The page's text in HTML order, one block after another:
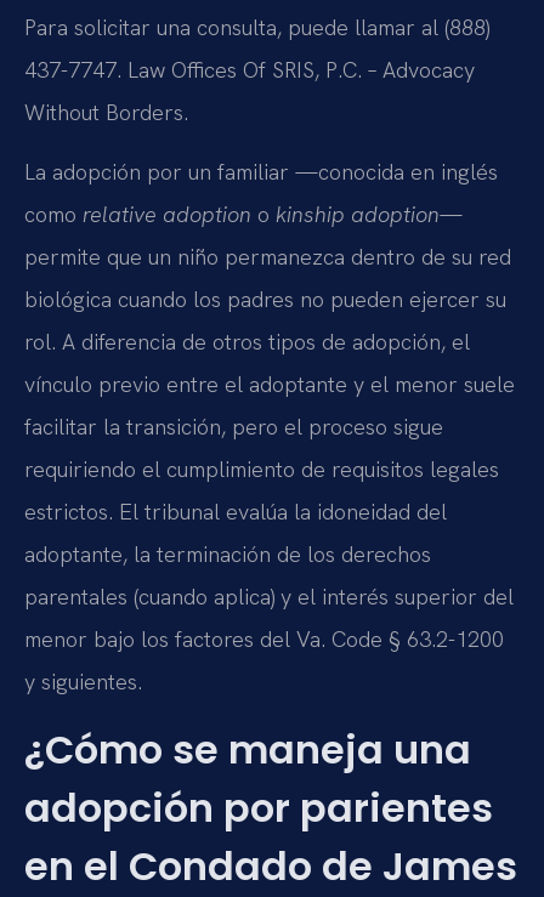
Para solicitar una consulta, puede llamar al (888)
437-7747. Law Offices Of SRIS, P.C. – Advocacy
Without Borders.
La adopción por un familiar —conocida en inglés
como relative adoption o kinship adoption—
permite que un niño permanezca dentro de su red
biológica cuando los padres no pueden ejercer su
rol. A diferencia de otros tipos de adopción, el
vínculo previo entre el adoptante y el menor suele
facilitar la transición, pero el proceso sigue
requiriendo el cumplimiento de requisitos legales
estrictos. El tribunal evalúa la idoneidad del
adoptante, la terminación de los derechos
parentales (cuando aplica) y el interés superior del
menor bajo los factores del Va. Code § 63.2-1200
y siguientes.
¿Cómo se maneja una
adopción por parientes
en el Condado de James